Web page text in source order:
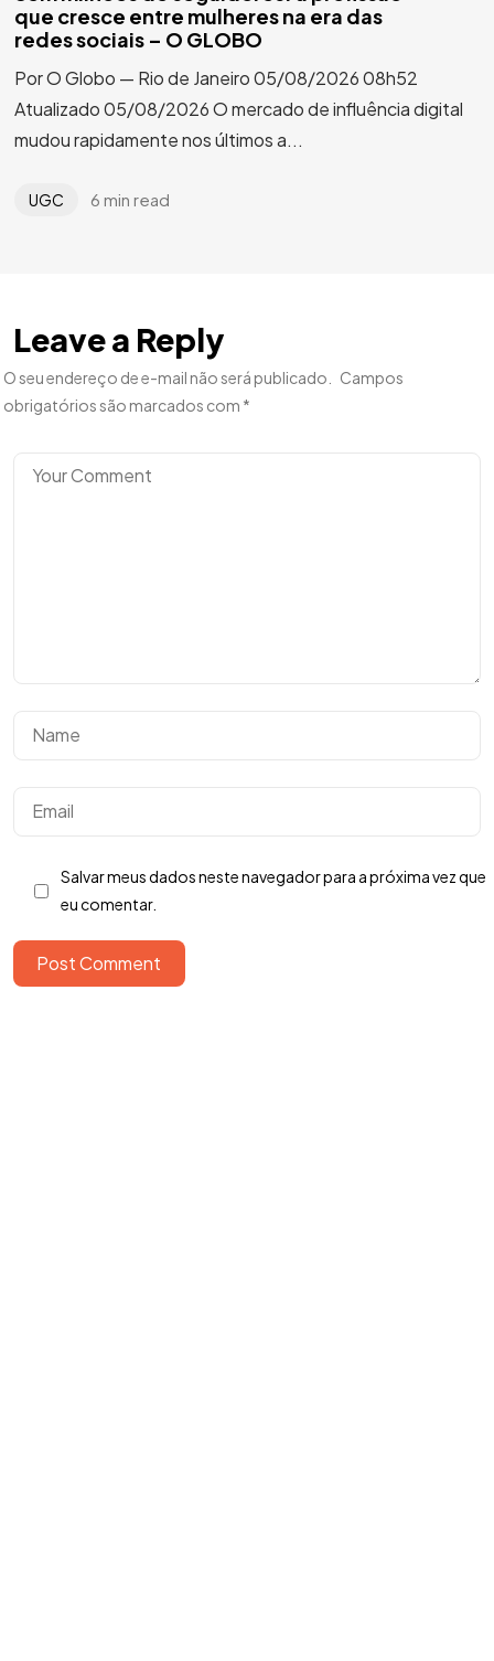
que cresce entre mulheres na era das
redes sociais – O GLOBO
Por O Globo — Rio de Janeiro 05/08/2026 08h52
Atualizado 05/08/2026 O mercado de influência digital
mudou rapidamente nos últimos a...
UGC 6 min read
Leave a Reply
O seu endereço de e-mail não será publicado.
Campos
obrigatórios são marcados com *
Salvar meus dados neste navegador para a próxima vez que
eu comentar.
Post Comment
Tem uma
EM MENTE?